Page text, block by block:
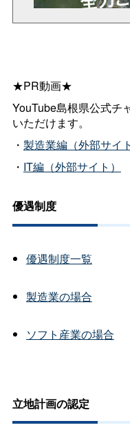
★PR動画★
YouTube島根県公式チ
いただけます。
・ 製造業編（外部サイト
・ IT編（外部サイト）
優遇制度
優遇制度一覧
製造業の場合
ソフト産業の場合
立地計画の認定